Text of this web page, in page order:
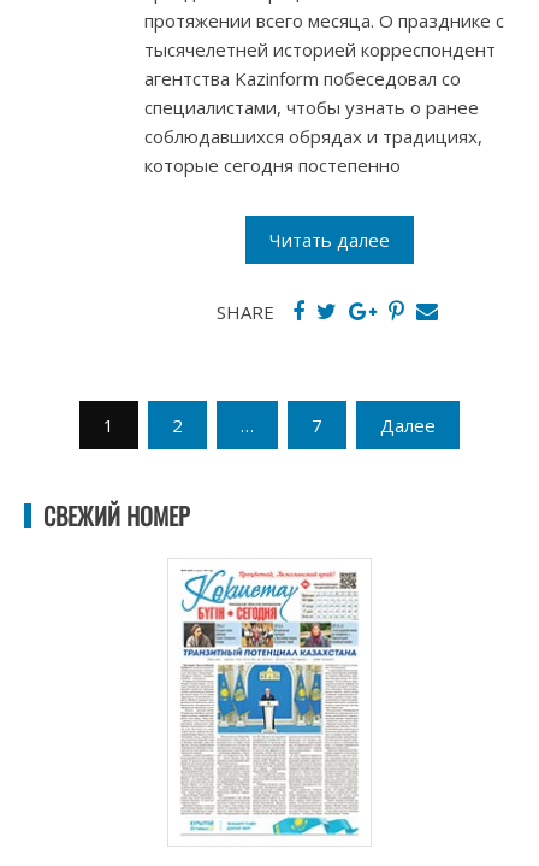
протяжении всего месяца. О празднике с
тысячелетней историей корреспондент
агентства Kazinform побеседовал со
специалистами, чтобы узнать о ранее
соблюдавшихся обрядах и традициях,
которые сегодня постепенно
Читать далее
SHARE
Пагинация
записей
1 2 … 7 Далее
СВЕЖИЙ НОМЕР